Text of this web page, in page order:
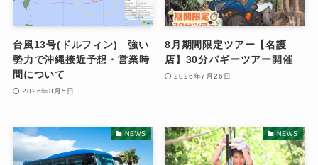
台風13号(ドルフィン) 強い
勢力で沖縄接近予想・営業時
間について
2026年8月5日
8月期間限定ツアー【名護
店】30分バギーツアー開催
2026年7月26日
NEWS NEWS